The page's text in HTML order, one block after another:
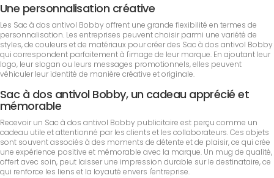
Une personnalisation créative
Les Sac à dos antivol Bobby offrent une grande flexibilité en termes de
personnalisation. Les entreprises peuvent choisir parmi une variété de
styles, de couleurs et de matériaux pour créer des Sac à dos antivol Bobby
qui correspondent parfaitement à l'image de leur marque. En ajoutant leur
logo, leur slogan ou leurs messages promotionnels, elles peuvent
véhiculer leur identité de manière créative et originale.
Sac à dos antivol Bobby, un cadeau apprécié et
mémorable
Recevoir un Sac à dos antivol Bobby publicitaire est perçu comme un
cadeau utile et attentionné par les clients et les collaborateurs. Ces objets
sont souvent associés à des moments de détente et de plaisir, ce qui crée
une expérience positive et mémorable avec la marque. Un mug de qualité,
offert avec soin, peut laisser une impression durable sur le destinataire, ce
qui renforce les liens et la loyauté envers l'entreprise.